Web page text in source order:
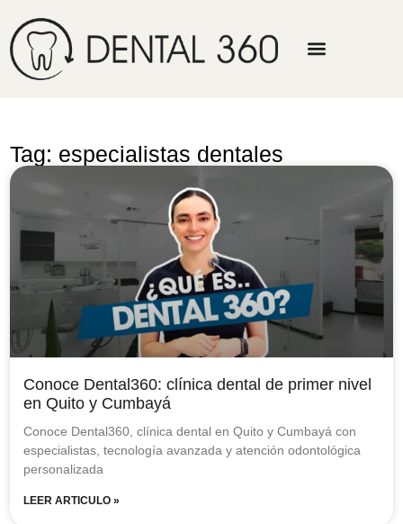
Tag: especialistas dentales
Conoce Dental360: clínica dental de primer nivel
en Quito y Cumbayá
Conoce Dental360, clínica dental en Quito y Cumbayá con
especialistas, tecnología avanzada y atención odontológica
personalizada
LEER ARTICULO »